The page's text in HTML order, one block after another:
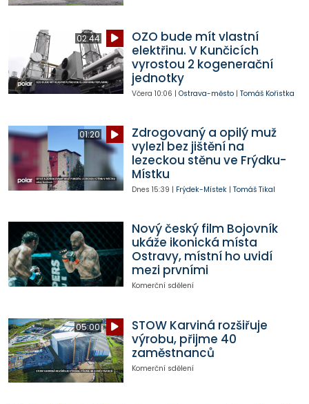
02:44
OZO bude mít vlastní
elektřinu. V Kunčicích
vyrostou 2 kogenerační
jednotky
Včera 10:06 | Ostrava-město| Tomáš Kořistka
01:20
Zdrogovaný a opilý muž
vylezl bez jištění na
lezeckou stěnu ve Frýdku-
Místku
Dnes 15:39 | Frýdek-Místek| Tomáš Tikal
Nový český film Bojovník
ukáže ikonická místa
Ostravy, místní ho uvidí
mezi prvními
Komerční sdělení
05:00
STOW Karviná rozšiřuje
výrobu, přijme 40
zaměstnanců
Komerční sdělení